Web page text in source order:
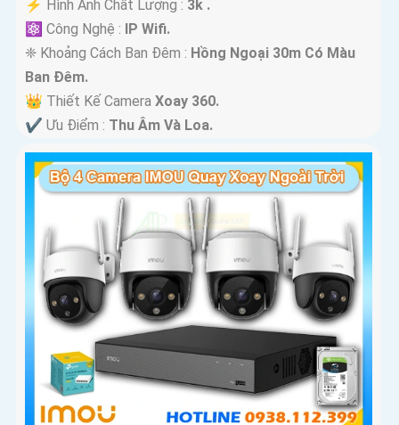
️⚡ Hình Ành Chất Lượng : 3k .
⚛️ Công Nghệ : IP Wifi.
❈ Khoảng Cách Ban Đêm : Hồng Ngoại 30m Có Màu
Ban Ðêm.
👑 Thiết Kế Camera Xoay 360.
️✔️ Ưu Điểm : Thu Âm Và Loa.